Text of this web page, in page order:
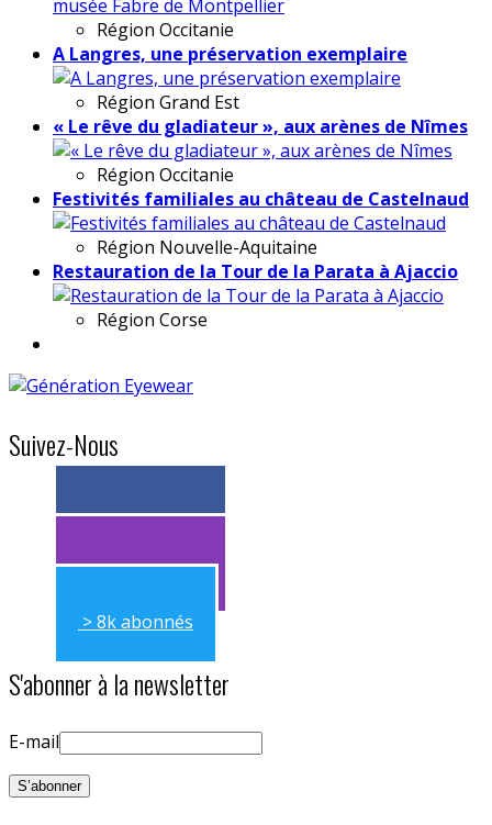
Région Occitanie
A Langres, une préservation exemplaire
Région Grand Est
« Le rêve du gladiateur », aux arènes de Nîmes
Région Occitanie
Festivités familiales au château de Castelnaud
Région Nouvelle-Aquitaine
Restauration de la Tour de la Parata à Ajaccio
Région Corse
Suivez-Nous
> 11k abonnés
> 11k abonnés
> 8k abonnés
S'abonner à la newsletter
E-mail